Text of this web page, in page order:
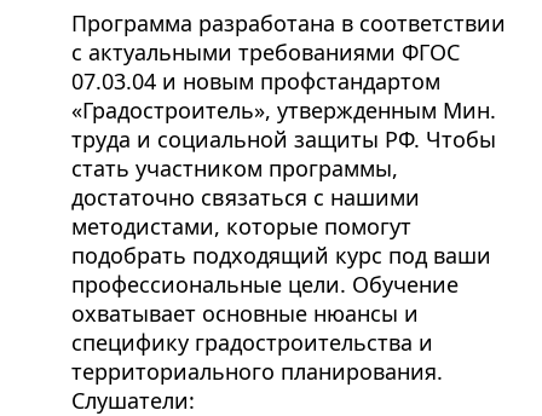
Программа разработана в соответствии
с актуальными требованиями ФГОС
07.03.04 и новым профстандартом
«Градостроитель», утвержденным Мин.
труда и социальной защиты РФ. Чтобы
стать участником программы,
достаточно связаться с нашими
методистами, которые помогут
подобрать подходящий курс под ваши
профессиональные цели. Обучение
охватывает основные нюансы и
специфику градостроительства и
территориального планирования.
Слушатели: